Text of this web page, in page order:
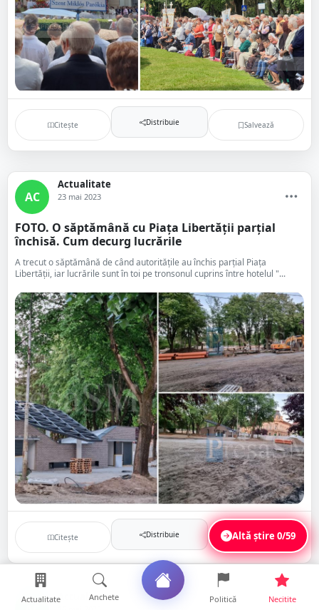
Citește Distribuie Salvează
AC
Actualitate
23 mai 2023
FOTO. O săptămână cu Piața Libertății parțial
închisă. Cum decurg lucrările
A trecut o săptămână de când autoritățile au închis parțial Piața
Libertății, iar lucrările sunt în toi pe tronsonul cuprins între hotelul "...
Citește Distribuie Salvează
Actualitate
Altă știre0/59
Actualitate Anchete Politică Necitite